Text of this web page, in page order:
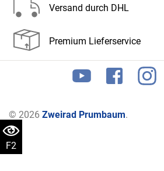
F2
Versand durch DHL
Premium Lieferservice
© 2026 Zweirad Prumbaum.